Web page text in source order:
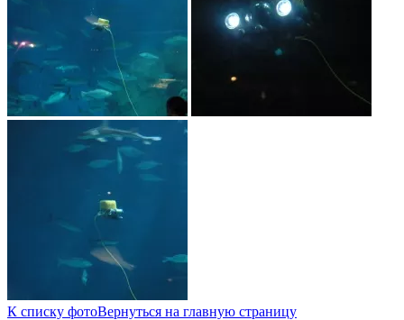
К списку фотоВернуться на главную страницу